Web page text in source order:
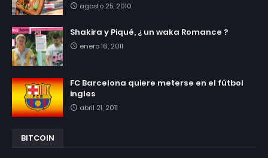
agosto 25, 2010
Shakira y Piqué, ¿ un waka Romance ?
enero 16, 2011
FC Barcelona quiere meterse en el fútbol
ingles
abril 21, 2011
BITCOIN